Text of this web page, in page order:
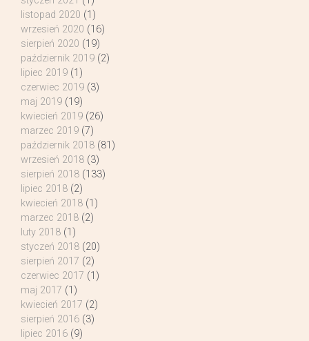
listopad 2020 (1)
wrzesień 2020 (16)
sierpień 2020 (19)
październik 2019 (2)
lipiec 2019 (1)
czerwiec 2019 (3)
maj 2019 (19)
kwiecień 2019 (26)
marzec 2019 (7)
październik 2018 (81)
wrzesień 2018 (3)
sierpień 2018 (133)
lipiec 2018 (2)
kwiecień 2018 (1)
marzec 2018 (2)
luty 2018 (1)
styczeń 2018 (20)
sierpień 2017 (2)
czerwiec 2017 (1)
maj 2017 (1)
kwiecień 2017 (2)
sierpień 2016 (3)
lipiec 2016 (9)